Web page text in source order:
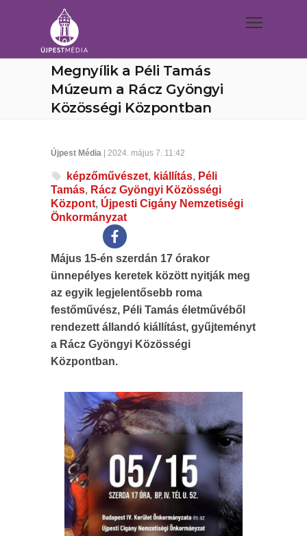
Megnyílik a Péli Tamás
Múzeum a Rácz Gyöngyi
Közösségi Központban
Újpest Média | 2024. május 7. 11:42
képzőművészet, kiállítás, Péli
Tamás, Rácz Gyöngyi Közösségi
Központ, Újpesti Cigány Nemzetiségi
Önkormányzat
Május 15-én szerdán 17 órakor
ünnepélyes keretek között nyitják meg
az egyik legjelentősebb roma
festőművész, Péli Tamás életművéből
rendezett állandó kiállítást, gyűjteményt
a Rácz Gyöngyi Közösségi
Központban.